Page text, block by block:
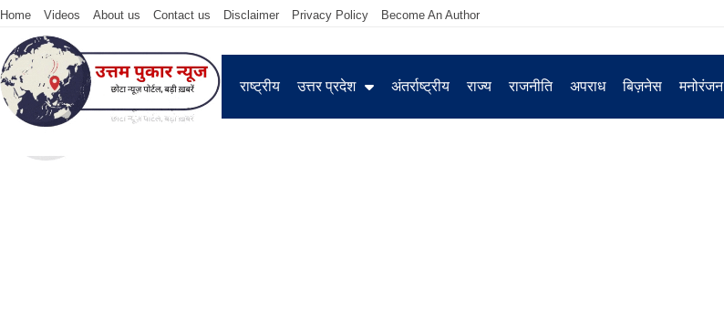
Home Videos About us Contact us Disclaimer Privacy Policy Become An Author
राष्ट्रीय उत्तर प्रदेश अंतर्राष्ट्रीय राज्य राजनीति अपराध बिज़नेस मनोरंजन